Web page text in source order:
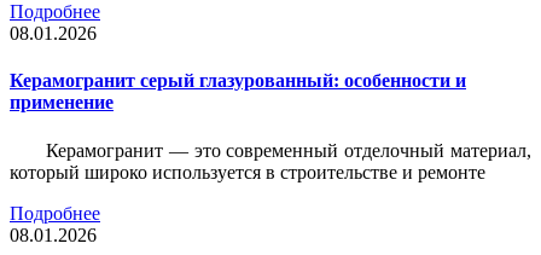
Подробнее
08.01.2026
Керамогранит серый глазурованный: особенности и
применение
Керамогранит — это современный отделочный материал,
который широко используется в строительстве и ремонте
Подробнее
08.01.2026